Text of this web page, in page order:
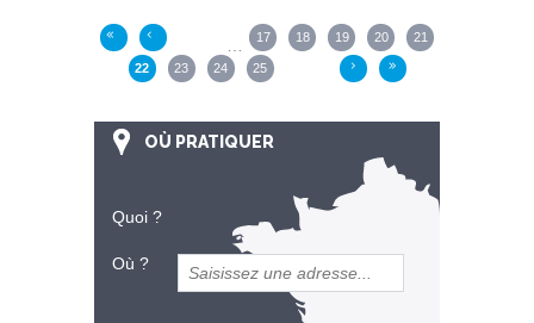
« ‹ 17 18 19 20 21
22 23 24 25 › »
OÙ PRATIQUER
Quoi ?
Où ?